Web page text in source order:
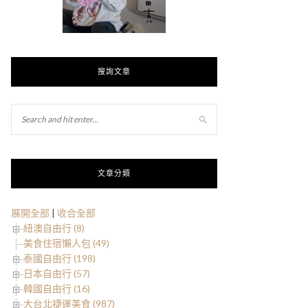
搜詢文章
文章分類
展開全部 | 收合全部
紐澳自由行 (8)
美食住宿懶人包 (49)
泰國自由行 (198)
日本自由行 (57)
韓國自由行 (16)
大台北捷運美食 (987)